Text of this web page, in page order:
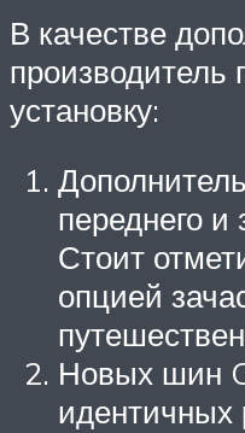
В качестве
производитель
установку:
переднего и
Стоит
опцией
Новых шин
идентичных